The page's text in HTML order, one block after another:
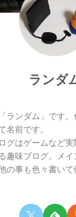
ランダ
ランダム」です。
名前です。
グはゲームなど
趣味ブログ。メ
の事も色々書いて